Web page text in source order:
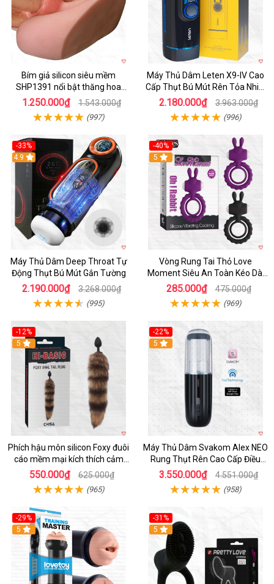
Bím giả silicon siêu mềm
SHP1391 nổi bật thăng hoa
hoàn hảo
1.250.000₫ 1.543.000₫
(997)
Máy Thủ Dâm Leten X9-IV Cao
Cấp Thụt Bú Mút Rên Tỏa Nhiệt
Sạc Pin
2.180.000₫ 3.963.000₫
(996)
-33%
Hot
4.9
Máy Thủ Dâm Deep Throat Tự
Động Thụt Bú Mút Gắn Tường
2.190.000₫ 3.268.000₫
(995)
-40%
5
Vòng Rung Tai Thỏ Love
Moment Siêu An Toàn Kéo Dài
Thời Gian
285.000₫ 475.000₫
(969)
-12%
Hot
5
Phích hậu môn silicon Foxy đuôi
cáo mềm mại kích thích cảm
giác mới
550.000₫ 625.000₫
(965)
-22%
5
Máy Thủ Dâm Svakom Alex NEO
Rung Thụt Rên Cao Cấp Điều
Khiển App
3.550.000₫ 4.551.000₫
(958)
-29%
Hot
5
-31%
5